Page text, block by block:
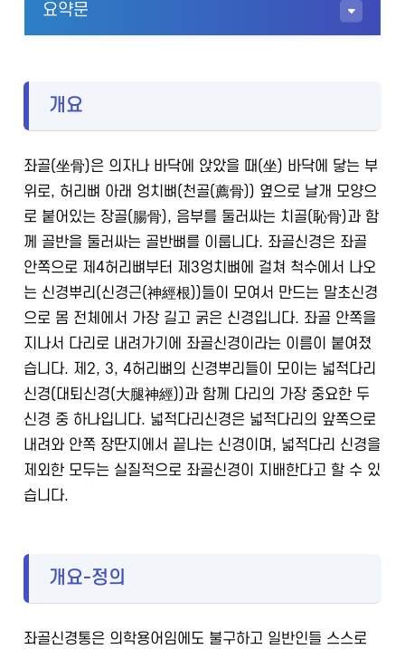
요약문
개요
좌골(坐骨)은 의자나 바닥에 앉았을 때(坐) 바닥에 닿는 부
위로, 허리뼈 아래 엉치뼈(천골(薦骨)) 옆으로 날개 모양으
로 붙어있는 장골(腸骨), 음부를 둘러싸는 치골(恥骨)과 함
께 골반을 둘러싸는 골반뼈를 이룹니다. 좌골신경은 좌골
안쪽으로 제4허리뼈부터 제3엉치뼈에 걸쳐 척수에서 나오
는 신경뿌리(신경근(神經根))들이 모여서 만드는 말초신경
으로 몸 전체에서 가장 길고 굵은 신경입니다. 좌골 안쪽을
지나서 다리로 내려가기에 좌골신경이라는 이름이 붙여졌
습니다. 제2, 3, 4허리뼈의 신경뿌리들이 모이는 넓적다리
신경(대퇴신경(大腿神經))과 함께 다리의 가장 중요한 두
신경 중 하나입니다. 넓적다리신경은 넓적다리의 앞쪽으로
내려와 안쪽 장딴지에서 끝나는 신경이며, 넓적다리 신경을
제외한 모두는 실질적으로 좌골신경이 지배한다고 할 수 있
습니다.
개요-정의
좌골신경통은 의학용어임에도 불구하고 일반인들 스스로